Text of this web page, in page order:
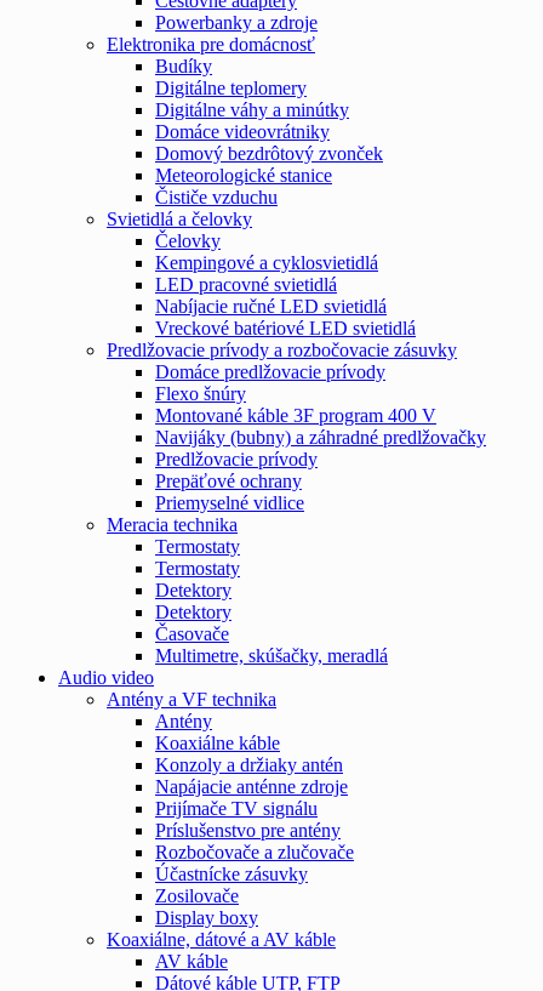
Powerbanky a zdroje
Elektronika pre domácnosť
Budíky
Digitálne teplomery
Digitálne váhy a minútky
Domáce videovrátniky
Domový bezdrôtový zvonček
Meteorologické stanice
Čističe vzduchu
Svietidlá a čelovky
Čelovky
Kempingové a cyklosvietidlá
LED pracovné svietidlá
Nabíjacie ručné LED svietidlá
Vreckové batériové LED svietidlá
Predlžovacie prívody a rozbočovacie zásuvky
Domáce predlžovacie prívody
Flexo šnúry
Montované káble 3F program 400 V
Navijáky (bubny) a záhradné predlžovačky
Predlžovacie prívody
Prepäťové ochrany
Priemyselné vidlice
Meracia technika
Termostaty
Termostaty
Detektory
Detektory
Časovače
Multimetre, skúšačky, meradlá
Audio video
Antény a VF technika
Antény
Koaxiálne káble
Konzoly a držiaky antén
Napájacie anténne zdroje
Prijímače TV signálu
Príslušenstvo pre antény
Rozbočovače a zlučovače
Účastnícke zásuvky
Zosilovače
Display boxy
Koaxiálne, dátové a AV káble
AV káble
Dátové káble UTP, FTP